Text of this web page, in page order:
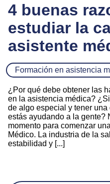
4 buenas
estudiar la
asistente
Formación en asistencia
¿Por qué debe obtener las
en la asistencia médica?
de algo especial y tener
estás ayudando a la gente?
momento para comenzar
Médico. La industria de la
estabilidad y [...]